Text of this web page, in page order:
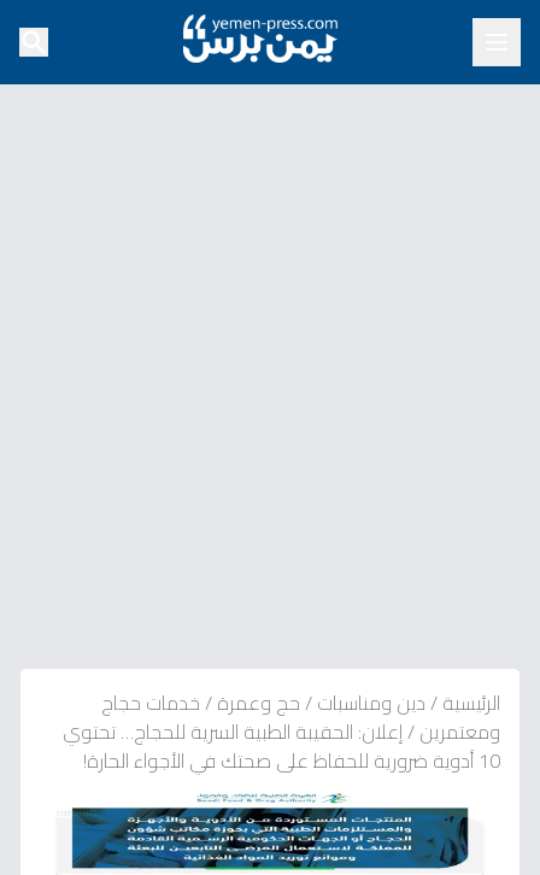
الرئيسية/دين ومناسبات/حج وعمرة/خدمات حجاج
ومعتمرين/إعلان: الحقيبة الطبية السرية للحجاج… تحتوي
10 أدوية ضرورية للحفاظ على صحتك في الأجواء الحارة!